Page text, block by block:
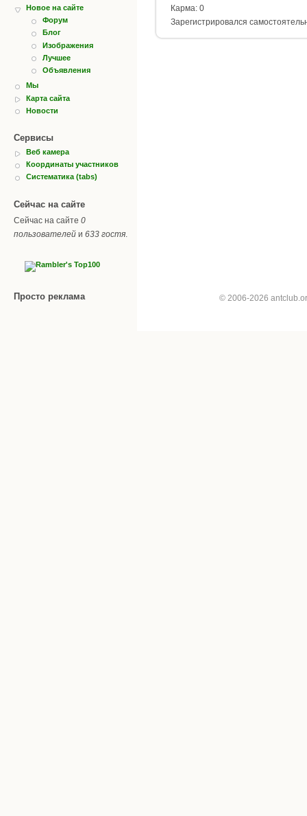
Новое на сайте
Форум
Блог
Изображения
Лучшее
Объявления
Мы
Карта сайта
Новости
Сервисы
Веб камера
Координаты участников
Систематика (tabs)
Сейчас на сайте
Сейчас на сайте 0
пользователей и 633 гостя.
Просто реклама
Карма: 0
Зарегистрировался
© 2006-2026